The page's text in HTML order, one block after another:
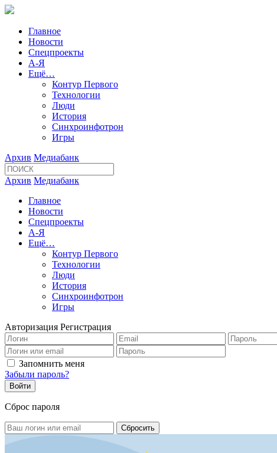
Главное
Новости
Спецпроекты
А-Я
Ещё…
Контур Первого
Технологии
Люди
История
Синхроинфотрон
Игры
Архив Медиабанк
Архив Медиабанк
Главное
Новости
Спецпроекты
А-Я
Ещё…
Контур Первого
Технологии
Люди
История
Синхроинфотрон
Игры
Авторизация Регистрация
Запомнить меня
Забыли пароль?
Сброс пароля